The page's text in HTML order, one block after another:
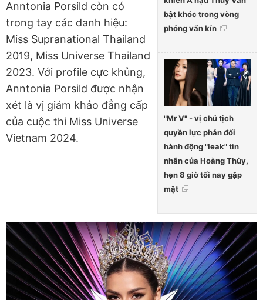
bật khóc trong vòng
phỏng vấn kín
"Mr V" - vị chủ tịch
quyền lực phản đối
hành động "leak" tin
nhắn của Hoàng Thùy,
hẹn 8 giờ tối nay gặp
mặt
Anntonia Porsild còn có
trong tay các danh hiệu:
Miss Supranational Thailand
2019, Miss Universe Thailand
2023. Với profile cực khủng,
Anntonia Porsild được nhận
xét là vị giám khảo đẳng cấp
của cuộc thi Miss Universe
Vietnam 2024.